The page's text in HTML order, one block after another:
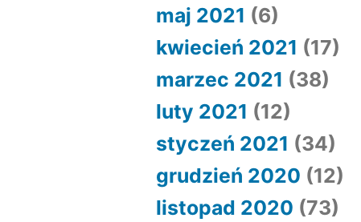
maj 2021 (6)
kwiecień 2021 (17)
marzec 2021 (38)
luty 2021 (12)
styczeń 2021 (34)
grudzień 2020 (12)
listopad 2020 (73)